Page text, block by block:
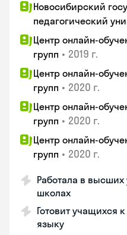
Новосибирский
педагогический
Центр онлайн-
групп • 2019 г.
Центр онлайн-
групп • 2020 г.
Центр онлайн-
групп • 2020 г.
Центр онлайн-
групп • 2020 г.
Работала в
школах
Готовит учащихся
языку